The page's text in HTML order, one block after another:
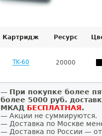
Картридж Ресурс
TK-60 20000
— При покупке более
более 5000 руб.
МКАД БЕСПЛАТНАЯ.
— Акции не суммируются.
— Доставка по Москве
— Доставка по России —